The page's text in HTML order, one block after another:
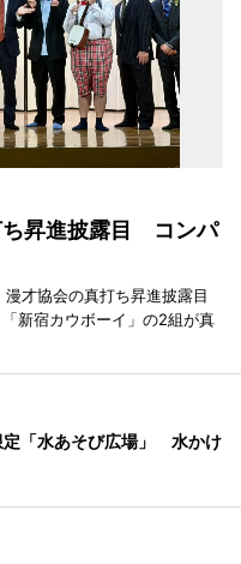
ち昇進披露目 コンパ
才協会の真打ち昇進披露目
新宿カウボーイ」の2組が真
定「水あそび広場」 水かけ